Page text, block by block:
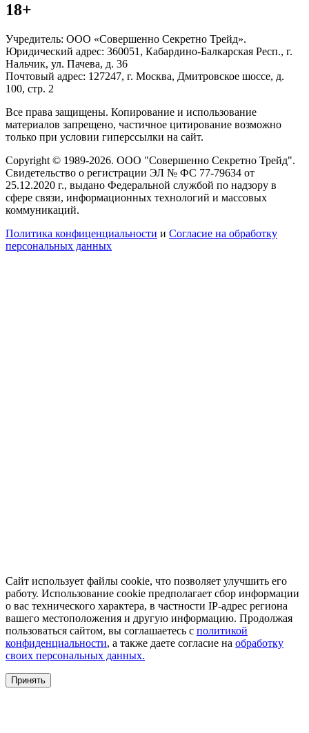
18+
Учредитель: ООО «Совершенно Секретно Трейд».
Юридический адрес: 360051, Кабардино-Балкарская Респ., г.
Нальчик, ул. Пачева, д. 36
Почтовый адрес: 127247, г. Москва, Дмитровское шоссе, д.
100, стр. 2
Все права защищены. Копирование и использование
материалов запрещено, частичное цитирование возможно
только при условии гиперссылки на сайт.
Copyright © 1989-2026. ООО "Совершенно Секретно Трейд".
Свидетельство о регистрации ЭЛ № ФС 77-79634 от
25.12.2020 г., выдано Федеральной службой по надзору в
сфере связи, информационных технологий и массовых
коммуникаций.
Политика конфиценциальности и Согласие на обработку
персональных данных
Сайт использует файлы cookie, что позволяет улучшить его
работу. Использование cookie предполагает сбор информации
о вас технического характера, в частности IP-адрес региона
вашего местоположения и другую информацию. Продолжая
пользоваться сайтом, вы соглашаетесь с политикой
конфиденциальности, а также даете согласие на обработку
своих персональных данных.
Принять